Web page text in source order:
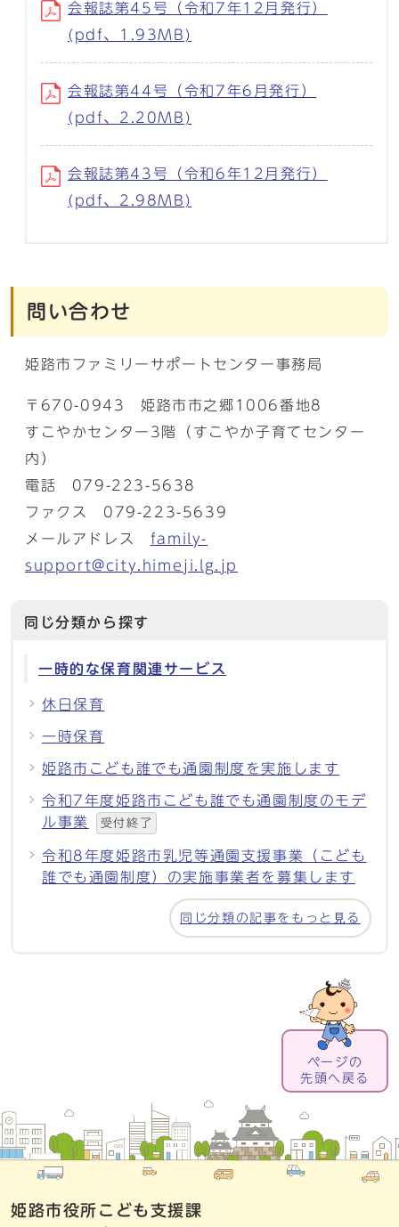
会報誌第45号（令和7年12月発行）
(pdf、1.93MB)
会報誌第44号（令和7年6月発行）
(pdf、2.20MB)
会報誌第43号（令和6年12月発行）
(pdf、2.98MB)
問い合わせ
姫路市ファミリーサポートセンター事務局
〒670-0943 姫路市市之郷1006番地8
すこやかセンター3階（すこやか子育てセンター
内）
電話 079-223-5638
ファクス 079-223-5639
メールアドレス family-
support@city.himeji.lg.jp
同じ分類から探す
一時的な保育関連サービス
休日保育
一時保育
姫路市こども誰でも通園制度を実施します
令和7年度姫路市こども誰でも通園制度のモデ
ル事業
受付終了
令和8年度姫路市乳児等通園支援事業（こども
誰でも通園制度）の実施事業者を募集します
同じ分類の記事をもっと見る
ページの
先頭へ戻る
姫路市役所こども支援課